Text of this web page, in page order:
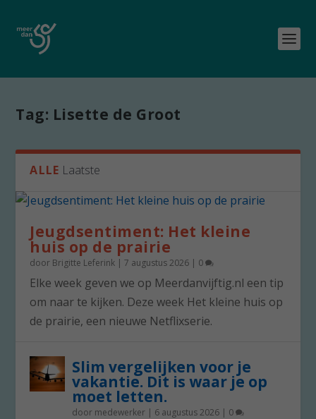
Tag: Lisette de Groot
ALLE Laatste
Jeugdsentiment: Het kleine
huis op de prairie
door Brigitte Leferink |7 augustus 2026 | 0
Elke week geven we op Meerdanvijftig.nl een tip
om naar te kijken. Deze week Het kleine huis op
de prairie, een nieuwe Netflixserie.
Slim vergelijken voor je
vakantie. Dit is waar je op
moet letten.
door medewerker | 6 augustus 2026 | 0